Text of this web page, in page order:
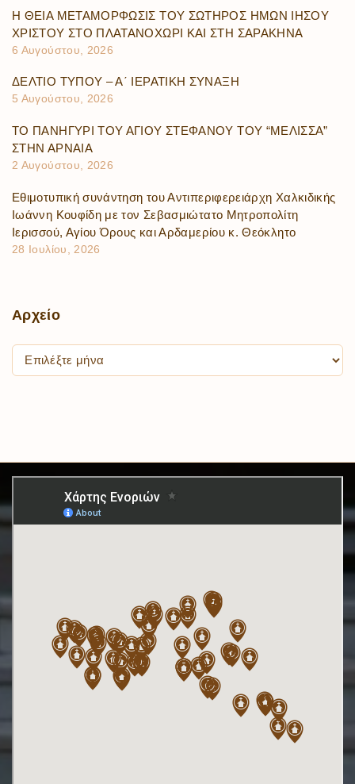
Η ΘΕΙΑ ΜΕΤΑΜΟΡΦΩΣΙΣ ΤΟΥ ΣΩΤΗΡΟΣ ΗΜΩΝ ΙΗΣΟΥ
ΧΡΙΣΤΟΥ ΣΤΟ ΠΛΑΤΑΝΟΧΩΡΙ ΚΑΙ ΣΤΗ ΣΑΡΑΚΗΝΑ
6 Αυγούστου, 2026
ΔΕΛΤΙΟ ΤΥΠΟΥ – Α΄ ΙΕΡΑΤΙΚΗ ΣΥΝΑΞΗ
5 Αυγούστου, 2026
ΤΟ ΠΑΝΗΓΥΡΙ ΤΟΥ ΑΓΙΟΥ ΣΤΕΦΑΝΟΥ ΤΟΥ “ΜΕΛΙΣΣΑ”
ΣΤΗΝ ΑΡΝΑΙΑ
2 Αυγούστου, 2026
Εθιμοτυπική συνάντηση του Αντιπεριφερειάρχη Χαλκιδικής
Ιωάννη Κουφίδη με τον Σεβασμιώτατο Μητροπολίτη
Ιερισσού, Αγίου Όρους και Αρδαμερίου κ. Θεόκλητο
28 Ιουλίου, 2026
Αρχείο